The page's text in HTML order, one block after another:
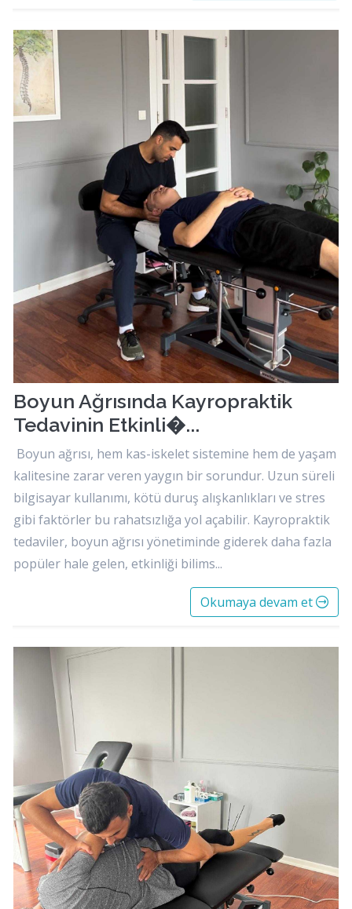
Boyun Ağrısında Kayropraktik
Tedavinin Etkinli�...
Boyun ağrısı, hem kas-iskelet sistemine hem de yaşam
kalitesine zarar veren yaygın bir sorundur. Uzun süreli
bilgisayar kullanımı, kötü duruş alışkanlıkları ve stres
gibi faktörler bu rahatsızlığa yol açabilir. Kayropraktik
tedaviler, boyun ağrısı yönetiminde giderek daha fazla
popüler hale gelen, etkinliği bilims...
Okumaya devam et